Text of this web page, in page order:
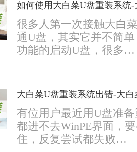
如何使用大白菜U盘重装系统
很多人第一次接触大白
通U盘，其实它并不简
功能的启动U盘，很多…
大白菜U盘重装系统出错-大
有位用户最近用U盘准
都进不去WinPE界面，
住，反复尝试都失败…